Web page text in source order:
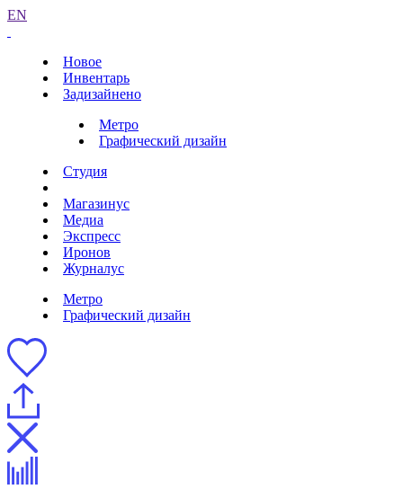
EN
Новое
Инвентарь
Задизайнено
Метро
Графический дизайн
Студия
Магазинус
Медиа
Экспресс
Иронов
Журналус
Метро
Графический дизайн